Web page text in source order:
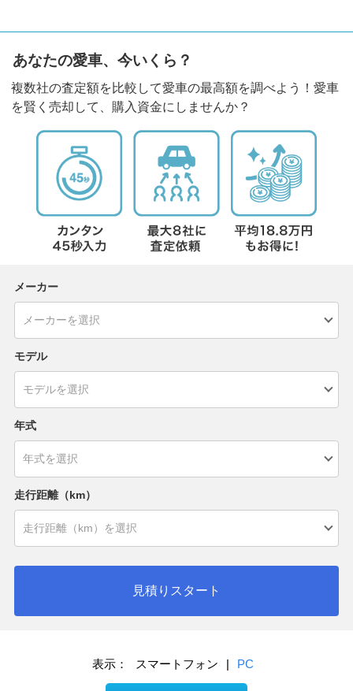
あなたの愛車、今いくら？
複数社の査定額を比較して愛車の最高額を調べよう！愛車
を賢く売却して、購入資金にしませんか？
メーカー
モデル
年式
走行距離（km）
見積りスタート
表示： スマートフォン | PC